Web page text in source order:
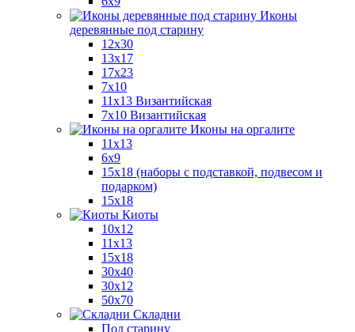
Иконы
деревянные под старину
12х30
13x17
17x23
7x10
11x13 Византийская
7x10 Византийская
Иконы на оргалите
11x13
6x9
15х18 (наборы с подставкой, подвесом и
подарком)
15x18
Киоты
10x12
11x13
15x18
30x40
30х12
50x70
Складни
Под старину